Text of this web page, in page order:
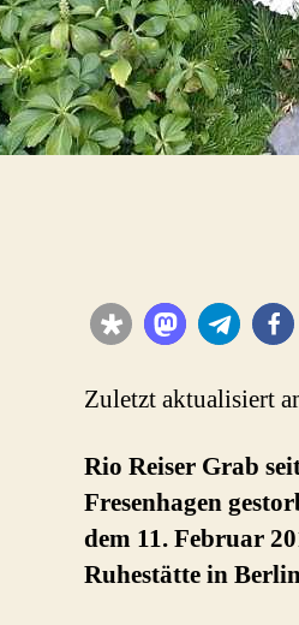
Zuletzt aktualisiert
Rio Reiser Grab
Fresenhagen
dem 11. Februar
Ruhestätte in